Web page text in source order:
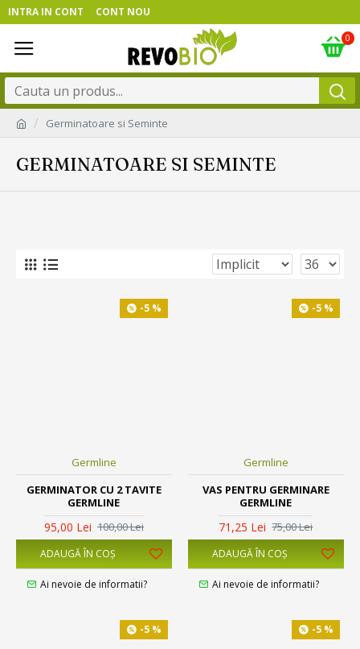
INTRA IN CONT CONT NOU
0
Germinatoare si Seminte
GERMINATOARE SI SEMINTE
-5 %
Germline
GERMINATOR CU 2 TAVITE
GERMLINE
95,00 Lei 100,00 Lei
ADAUGĂ ÎN COŞ
Ai nevoie de informatii?
-5 %
Germline
VAS PENTRU GERMINARE
GERMLINE
71,25 Lei 75,00 Lei
ADAUGĂ ÎN COŞ
Ai nevoie de informatii?
-5 % -5 %